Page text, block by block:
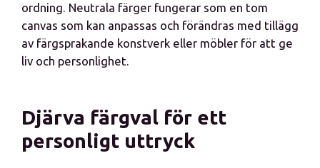
ordning. Neutrala färger fungerar som en tom
canvas som kan anpassas och förändras med tillägg
av färgsprakande konstverk eller möbler för att ge
liv och personlighet.
Djärva färgval för ett
personligt uttryck